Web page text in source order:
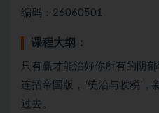
编码：26060501
课程大纲：
只有赢才能治好你所有的阴
连招帝国版，“统治与收税’
过去。